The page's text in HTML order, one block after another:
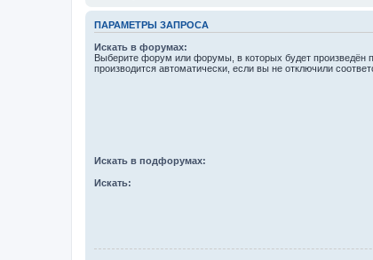
ПАРАМЕТРЫ ЗАПРОСА
Искать в форумах:
Выберите форум или форумы, в которых будет произведён
производится автоматически, если вы не отключили
Искать в подфорумах:
Искать: